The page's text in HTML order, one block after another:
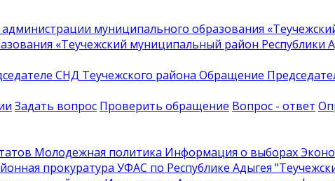
муниципального образования
«Теучежский муниципальный район Республики
СНД Теучежского района Обращение
Задать вопрос Проверить обращение Вопрос - ответ
Молодежная политика Информация о выборах
прокуратура УФАС по Республике Адыгея